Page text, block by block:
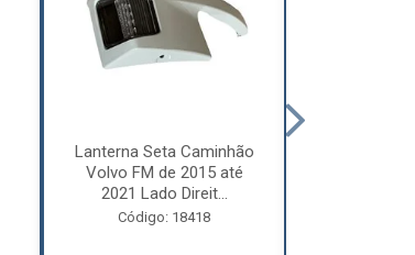
Lanterna Seta Caminhão
Volvo FM de 2015 até
2021 Lado Direit...
Código: 18418